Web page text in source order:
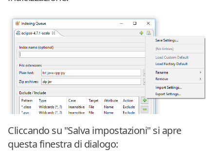
Cliccando su "Salva impostazioni" si apre
questa finestra di dialogo: